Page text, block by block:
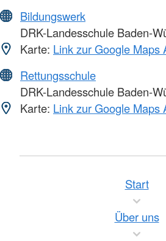
Bildungswerk
DRK-Landesschule Baden-
Karte: Link zur Google Maps
Rettungsschule
DRK-Landesschule Baden-
Karte: Link zur Google Maps
Start
Über uns